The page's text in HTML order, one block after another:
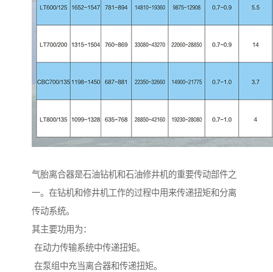
气胎离合器是石油钻机和石油修井机的重要传动部件之
一。在钻机和修井机工作的过程中用来传递扭矩和分离
传动系统。
其主要功用为：
在动力传输系统中传递扭矩。
在泵组中充当离合器和传递扭矩。